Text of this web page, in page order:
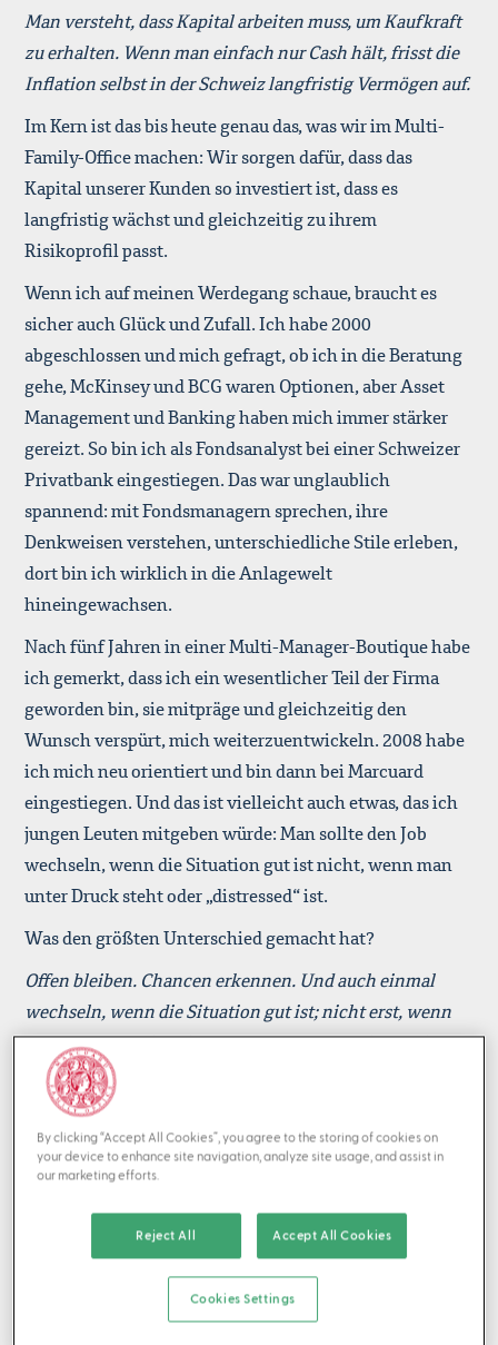
Man versteht, dass Kapital arbeiten muss, um Kaufkraft
zu erhalten. Wenn man einfach nur Cash hält, frisst die
Inflation selbst in der Schweiz langfristig Vermögen auf.
Im Kern ist das bis heute genau das, was wir im Multi-
Family-Office machen: Wir sorgen dafür, dass das
Kapital unserer Kunden so investiert ist, dass es
langfristig wächst und gleichzeitig zu ihrem
Risikoprofil passt.
Wenn ich auf meinen Werdegang schaue, braucht es
sicher auch Glück und Zufall. Ich habe 2000
abgeschlossen und mich gefragt, ob ich in die Beratung
gehe, McKinsey und BCG waren Optionen, aber Asset
Management und Banking haben mich immer stärker
gereizt. So bin ich als Fondsanalyst bei einer Schweizer
Privatbank eingestiegen. Das war unglaublich
spannend: mit Fondsmanagern sprechen, ihre
Denkweisen verstehen, unterschiedliche Stile erleben,
dort bin ich wirklich in die Anlagewelt
hineingewachsen.
Nach fünf Jahren in einer Multi-Manager-Boutique habe
ich gemerkt, dass ich ein wesentlicher Teil der Firma
geworden bin, sie mitpräge und gleichzeitig den
Wunsch verspürt, mich weiterzuentwickeln. 2008 habe
ich mich neu orientiert und bin dann bei Marcuard
eingestiegen. Und das ist vielleicht auch etwas, das ich
jungen Leuten mitgeben würde: Man sollte den Job
wechseln, wenn die Situation gut ist nicht, wenn man
unter Druck steht oder „distressed“ ist.
Was den größten Unterschied gemacht hat?
Offen bleiben. Chancen erkennen. Und auch einmal
wechseln, wenn die Situation gut ist; nicht erst, wenn
man unter Druck steht. Aus einer Position der Stärke
heraus zu entscheiden, das halte ich für sehr wichtig.
Welche Aspekte Ihres Berufs würden die meisten
Menschen wohl überraschen, wenn man ihn näher
betrachtet?
Wahrscheinlich, wie viel Psychologie eine Rolle spielt.
Viele denken bei einem Multi-Family-Office zuerst an
Zahlen, Modelle, Renditeberechnungen. Natürlich ist
das alles wichtig. Aber am Ende sind wir Menschen und
By clicking “Accept All Cookies”, you agree to the storing of cookies on
your device to enhance site navigation, analyze site usage, and assist in
our marketing efforts.
Reject All Accept All Cookies
Cookies Settings